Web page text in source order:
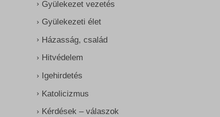
Gyülekezet vezetés
Gyülekezeti élet
Házasság, család
Hitvédelem
Igehirdetés
Katolicizmus
Kérdések – válaszok